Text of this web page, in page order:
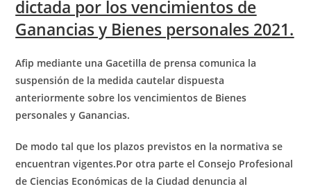
dictada por los vencimientos de
Ganancias y Bienes personales 2021.
Afip mediante una Gacetilla de prensa comunica la
suspensión de la medida cautelar dispuesta
anteriormente sobre los vencimientos de Bienes
personales y Ganancias.
De modo tal que los plazos previstos en la normativa se
encuentran vigentes.Por otra parte el Consejo Profesional
de Ciencias Económicas de la Ciudad denuncia al